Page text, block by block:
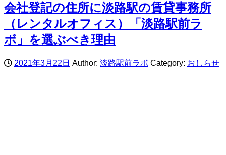
会社登記の住所に淡路駅の賃貸事務所
（レンタルオフィス）「淡路駅前ラ
ボ」を選ぶべき理由
2021年3月22日 Author: 淡路駅前ラボ Category: おしらせ